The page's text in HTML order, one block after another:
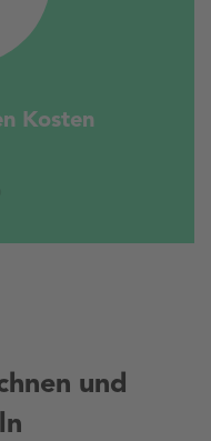
Kosten
und